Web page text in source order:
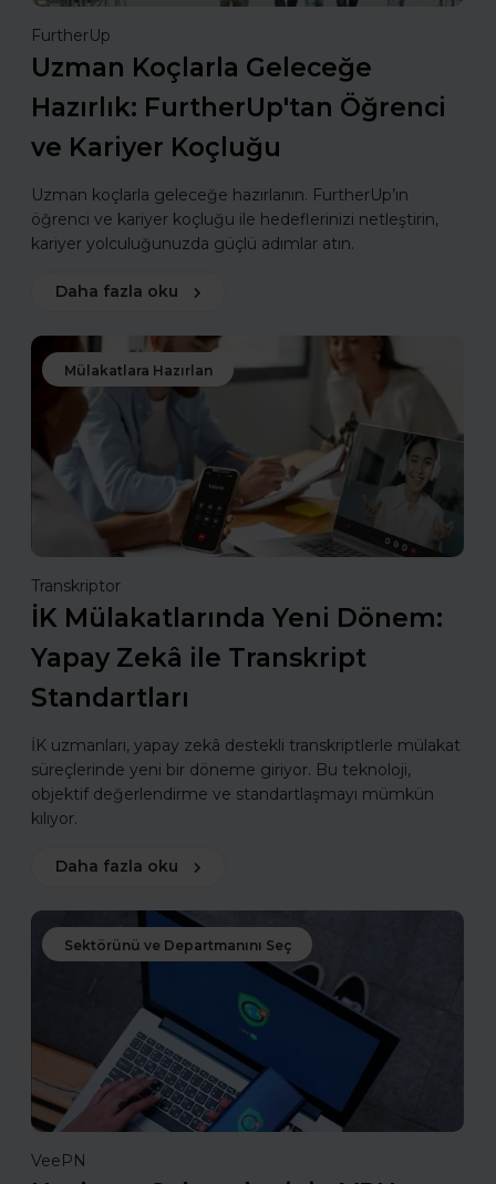
FurtherUp
Uzman Koçlarla Geleceğe
Hazırlık: FurtherUp'tan Öğrenci
ve Kariyer Koçluğu
Uzman koçlarla geleceğe hazırlanın. FurtherUp’ın
öğrenci ve kariyer koçluğu ile hedeflerinizi netleştirin,
kariyer yolculuğunuzda güçlü adımlar atın.
Daha fazla oku
Mülakatlara Hazırlan
Transkriptor
İK Mülakatlarında Yeni Dönem:
Yapay Zekâ ile Transkript
Standartları
İK uzmanları, yapay zekâ destekli transkriptlerle mülakat
süreçlerinde yeni bir döneme giriyor. Bu teknoloji,
objektif değerlendirme ve standartlaşmayı mümkün
kılıyor.
Daha fazla oku
Sektörünü ve Departmanını Seç
VeePN